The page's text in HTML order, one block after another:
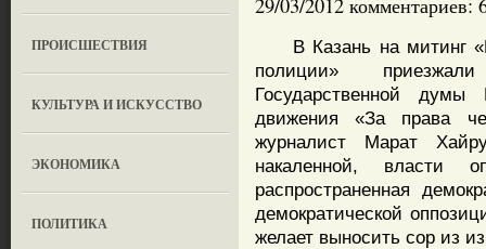
ПРОИСШЕСТВИЯ
КУЛЬТУРА И ИСКУССТВО
ЭКОНОМИКА
ПОЛИТИКА
В Казань на митинг
полиции»
Государственной
движения «За права
журналист Марат
накаленной, власти
распространенная
демократической
желает выносить сор из